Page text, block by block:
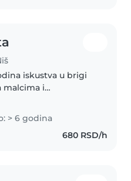
iskustva u brigi
malcima i
sestru i volim da
decom. U slobodno
da crtam, čitam i
> 6 godina
680 RSD/h